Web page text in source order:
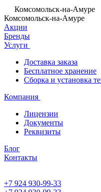
Комсомольск-на-Амуре
Комсомольск-на-Амуре
Акции
Бренды
Услуги
Доставка заказа
Бесплатное хранение
Сборка и установка
Компания
Лицензии
Документы
Реквизиты
Блог
Контакты
+7 924 930-99-33